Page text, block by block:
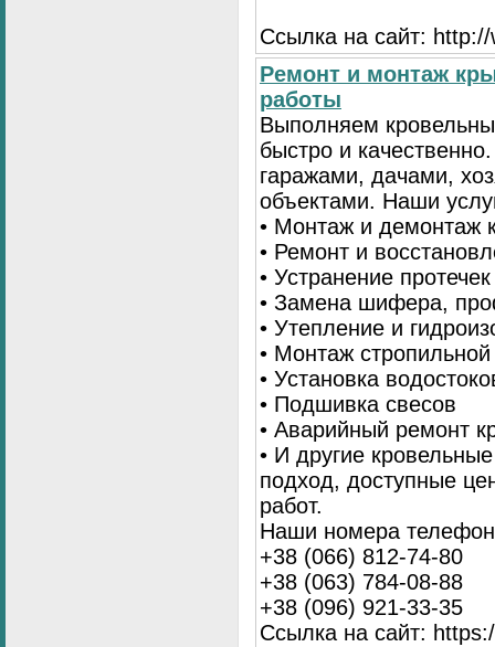
Ссылка на сайт:
Ремонт и монтаж
работы
Выполняем
быстро и
гаражами, дачами,
объектами. Наши
• Монтаж и демонтаж
• Ремонт и
• Устранение протечек
• Замена шифера,
• Утепление и
• Монтаж
• Установка
• Подшивка свесов
• Аварийный ремонт
• И другие
подход, доступные
работ.
Наши номера
+38 (066) 812-74-80
+38 (063) 784-08-88
+38 (096) 921-33-35
Ссылка на сайт: